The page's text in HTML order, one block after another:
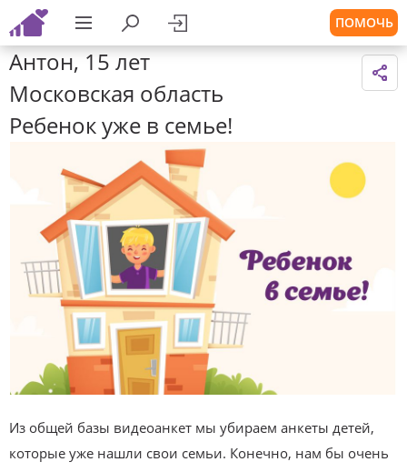
ПОМОЧЬ
Антон, 15 лет
Московская область
Ребенок уже в семье!
Из общей базы видеоанкет мы убираем анкеты детей,
которые уже нашли свои семьи. Конечно, нам бы очень